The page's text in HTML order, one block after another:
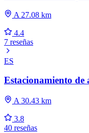
A 27.08 km
4.4
7 reseñas
ES
Estacionamiento de
A 30.43 km
3.8
40 reseñas